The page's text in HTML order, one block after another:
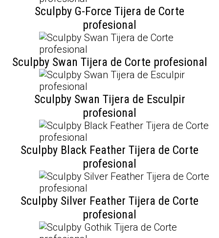
Sculpby G-Force Tijera de Corte
profesional
Sculpby Swan Tijera de Corte profesional
Sculpby Swan Tijera de Esculpir
profesional
Sculpby Black Feather Tijera de Corte
profesional
Sculpby Silver Feather Tijera de Corte
profesional